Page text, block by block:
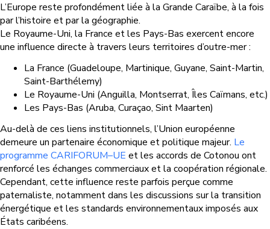
L’Europe reste profondément liée à la Grande Caraïbe, à la fois
par l’histoire et par la géographie.
Le Royaume-Uni, la France et les Pays-Bas exercent encore
une influence directe à travers leurs territoires d’outre-mer :
La France (Guadeloupe, Martinique, Guyane, Saint-Martin,
Saint-Barthélemy)
Le Royaume-Uni (Anguilla, Montserrat, Îles Caïmans, etc.)
Les Pays-Bas (Aruba, Curaçao, Sint Maarten)
Au-delà de ces liens institutionnels, l’Union européenne
demeure un partenaire économique et politique majeur. Le
programme CARIFORUM–UE et les accords de Cotonou ont
renforcé les échanges commerciaux et la coopération régionale.
Cependant, cette influence reste parfois perçue comme
paternaliste, notamment dans les discussions sur la transition
énergétique et les standards environnementaux imposés aux
États caribéens.